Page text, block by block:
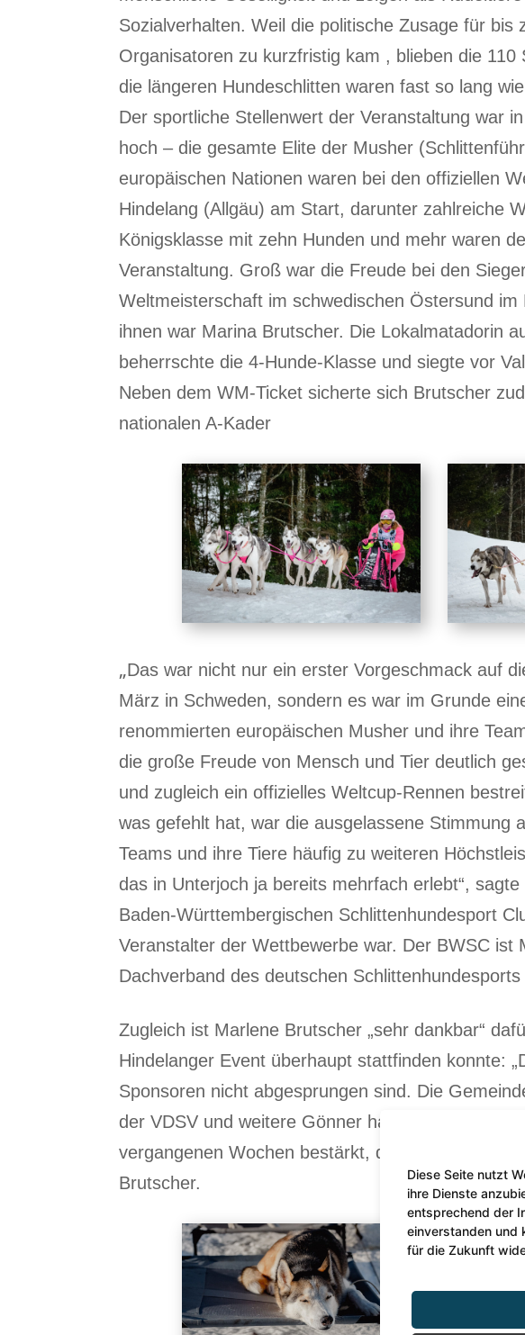
Sozialverhalten. Weil die politische Zusage für bis
Organisatoren zu kurzfristig kam , blieben die 110
die längeren Hundeschlitten waren fast so lang
Der sportliche Stellenwert der Veranstaltung war
hoch – die gesamte Elite der Musher
europäischen Nationen waren bei den offiziellen
Hindelang (Allgäu) am Start, darunter zahlreiche
Königsklasse mit zehn Hunden und mehr waren
Veranstaltung. Groß war die Freude bei den
Weltmeisterschaft im schwedischen Östersund
ihnen war Marina Brutscher. Die Lokalmatadorin
beherrschte die 4-Hunde-Klasse und siegte vor
Neben dem WM-Ticket sicherte sich Brutscher
nationalen A-Kader
„Das war nicht nur ein erster Vorgeschmack auf
März in Schweden, sondern es war im Grunde
renommierten europäischen Musher und ihre
die große Freude von Mensch und Tier deutlich
und zugleich ein offizielles Weltcup-Rennen
was gefehlt hat, war die ausgelassene Stimmung
Teams und ihre Tiere häufig zu weiteren
das in Unterjoch ja bereits mehrfach erlebt“,
Baden-Württembergischen Schlittenhundesport
Veranstalter der Wettbewerbe war. Der BWSC ist
Dachverband des deutschen Schlittenhundesports
Zugleich ist Marlene Brutscher „sehr dankbar“
Hindelanger Event überhaupt stattfinden konnte:
Sponsoren nicht abgesprungen sind. Die
der VDSV und weitere Gönner haben uns
vergangenen Wochen bestärkt, die Veranstaltung
Brutscher.
Diese Seite nutzt
ihre Dienste
entsprechend der
einverstanden und
für die Zukunft